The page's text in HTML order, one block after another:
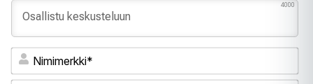
4000